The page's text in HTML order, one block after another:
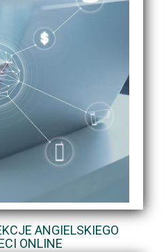
ANGIELSKIEGO
ONLINE